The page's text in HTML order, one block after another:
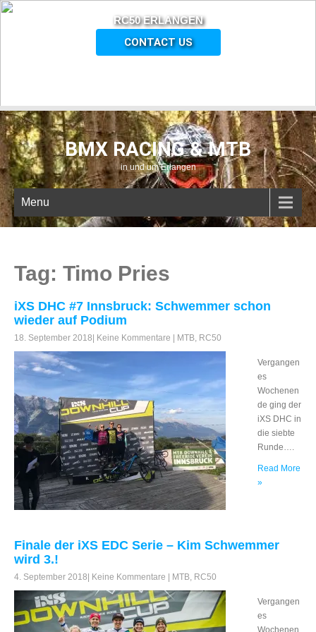
RC50 ERLANGEN
CONTACT US
BMX RACING & MTB
in und um Erlangen
Menu
Tag: Timo Pries
iXS DHC #7 Innsbruck: Schwemmer schon
wieder auf Podium
18. September 2018 Keine Kommentare MTB, RC50
Vergangen
es
Wochenen
de ging der
iXS DHC in
die siebte
Runde….
Read More
»
Finale der iXS EDC Serie – Kim Schwemmer
wird 3.!
4. September 2018 Keine Kommentare MTB, RC50
Vergangen
es
Wochenen